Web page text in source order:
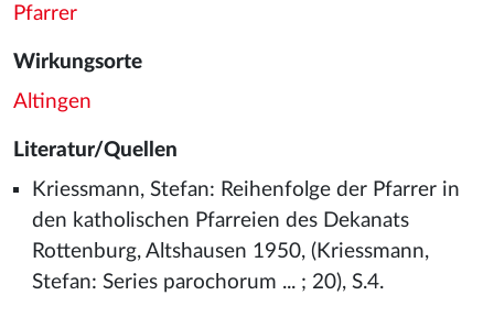
Pfarrer
Wirkungsorte
Altingen
Literatur/Quellen
Kriessmann, Stefan: Reihenfolge der Pfarrer in
den katholischen Pfarreien des Dekanats
Rottenburg, Altshausen 1950, (Kriessmann,
Stefan: Series parochorum ... ; 20), S.4.